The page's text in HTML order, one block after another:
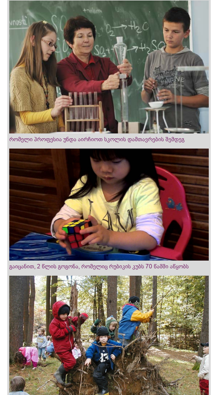
რომელი პროფესია უნდა აირჩიოთ სკოლის დამთავრების შემდეგ
გაიცანით, 2 წლის გოგონა, რომელიც რუბიკის კუბს 70 წამში აწყობს